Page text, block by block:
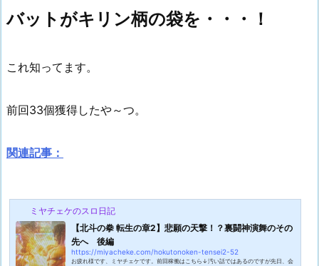
バットがキリン柄の袋を・・・！
これ知ってます。
前回33個獲得したや～つ。
関連記事：
ミヤチェケのスロ日記
【北斗の拳 転生の章2】悲願の天撃！？裏闘神演舞のその
先へ 後編
https://miyacheke.com/hokutonoken-tensei2-52
お疲れ様です、ミヤチェケです。前回稼働はこちら↓汚い話ではあるのですが先日、会